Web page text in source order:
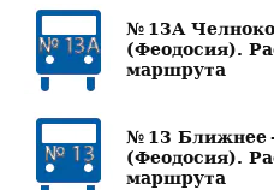
№ 13А
(Феодосия).
маршрута
№ 13
(Феодосия).
маршрута